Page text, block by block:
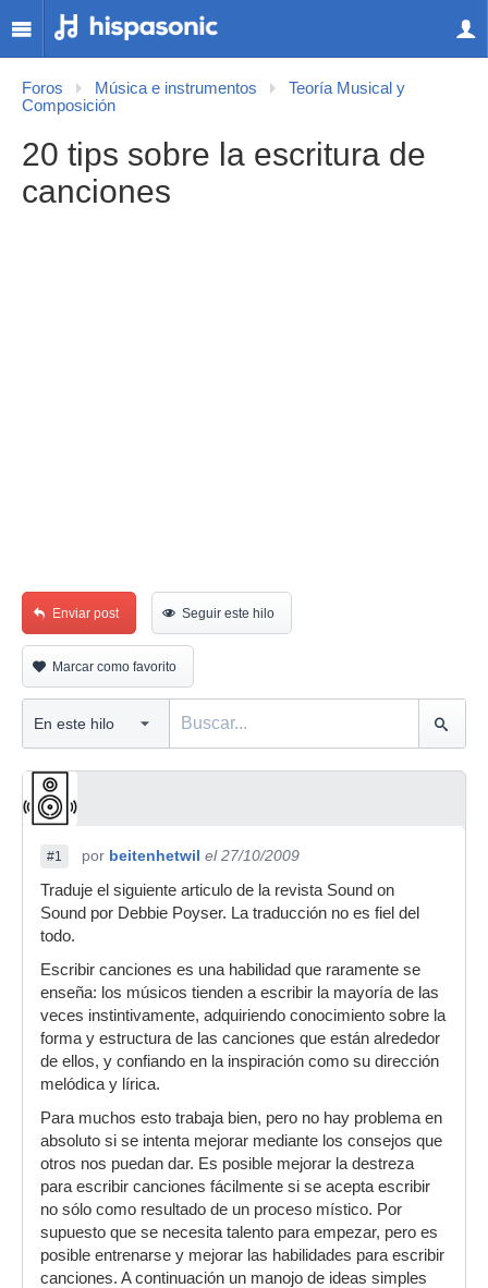
Foros Música e instrumentos
Teoría Musical y
Composición
20 tips sobre la escritura de
canciones
Enviar post Seguir este hilo
Marcar como favorito
#1 por beitenhetwil el 27/10/2009
Traduje el siguiente articulo de la revista Sound on
Sound por Debbie Poyser. La traducción no es fiel del
todo.
Escribir canciones es una habilidad que raramente se
enseña: los músicos tienden a escribir la mayoría de las
veces instintivamente, adquiriendo conocimiento sobre la
forma y estructura de las canciones que están alrededor
de ellos, y confiando en la inspiración como su dirección
melódica y lírica.
Para muchos esto trabaja bien, pero no hay problema en
absoluto si se intenta mejorar mediante los consejos que
otros nos puedan dar. Es posible mejorar la destreza
para escribir canciones fácilmente si se acepta escribir
no sólo como resultado de un proceso místico. Por
supuesto que se necesita talento para empezar, pero es
posible entrenarse y mejorar las habilidades para escribir
canciones. A continuación un manojo de ideas simples